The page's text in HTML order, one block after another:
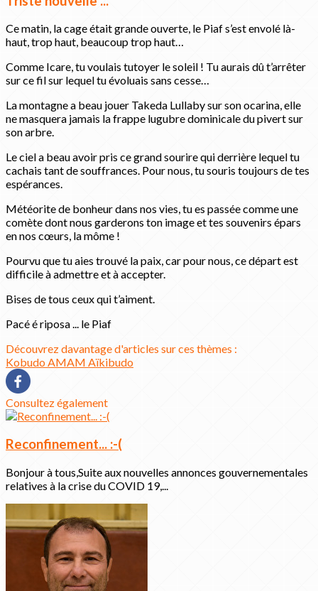
Ce matin, la cage était grande ouverte, le Piaf s’est envolé là-
haut, trop haut, beaucoup trop haut…
Comme Icare, tu voulais tutoyer le soleil ! Tu aurais dû t’arrêter
sur ce fil sur lequel tu évoluais sans cesse…
La montagne a beau jouer Takeda Lullaby sur son ocarina, elle
ne masquera jamais la frappe lugubre dominicale du pivert sur
son arbre.
Le ciel a beau avoir pris ce grand sourire qui derrière lequel tu
cachais tant de souffrances. Pour nous, tu souris toujours de tes
espérances.
Météorite de bonheur dans nos vies, tu es passée comme une
comète dont nous garderons ton image et tes souvenirs épars
en nos cœurs, la môme !
Pourvu que tu aies trouvé la paix, car pour nous, ce départ est
difficile à admettre et à accepter.
Bises de tous ceux qui t’aiment.
Pacé é riposa ... le Piaf
Découvrez davantage d'articles sur ces thèmes :
KobudoAMAM Aïkibudo
Consultez également
Reconfinement... :-(
Bonjour à tous,Suite aux nouvelles annonces gouvernementales
relatives à la crise du COVID 19,...